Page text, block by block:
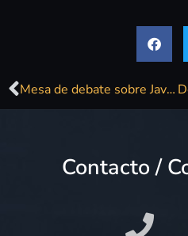
Mesa de debate sobre Javier Ojeda y «Reversos»
Contacto /